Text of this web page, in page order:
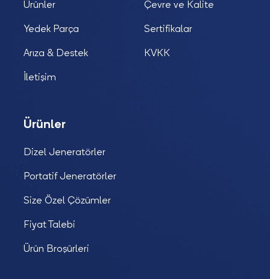
Ürünler
Yedek Parça
Arıza & Destek
İletişim
Çevre ve Kalite
Sertifikalar
KVKK
Ürünler
Dizel Jeneratörler
Portatif Jeneratörler
Size Özel Çözümler
Fiyat Talebi
Ürün Broşürleri